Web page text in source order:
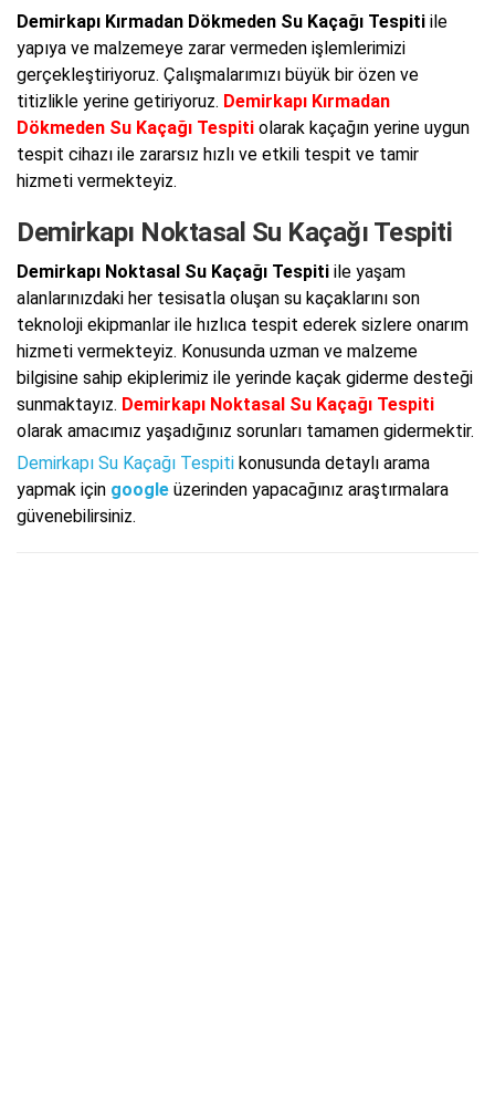
Demirkapı Kırmadan Dökmeden Su Kaçağı Tespiti ile
yapıya ve malzemeye zarar vermeden işlemlerimizi
gerçekleştiriyoruz. Çalışmalarımızı büyük bir özen ve
titizlikle yerine getiriyoruz. Demirkapı Kırmadan
Dökmeden Su Kaçağı Tespiti olarak kaçağın yerine uygun
tespit cihazı ile zararsız hızlı ve etkili tespit ve tamir
hizmeti vermekteyiz.
Demirkapı Noktasal Su Kaçağı Tespiti
Demirkapı Noktasal Su Kaçağı Tespiti ile yaşam
alanlarınızdaki her tesisatla oluşan su kaçaklarını son
teknoloji ekipmanlar ile hızlıca tespit ederek sizlere onarım
hizmeti vermekteyiz. Konusunda uzman ve malzeme
bilgisine sahip ekiplerimiz ile yerinde kaçak giderme desteği
sunmaktayız. Demirkapı Noktasal Su Kaçağı Tespiti
olarak amacımız yaşadığınız sorunları tamamen gidermektir.
Demirkapı Su Kaçağı Tespiti konusunda detaylı arama
yapmak için google üzerinden yapacağınız araştırmalara
güvenebilirsiniz.